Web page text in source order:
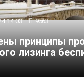
14:03 9563
принципы
лизинга